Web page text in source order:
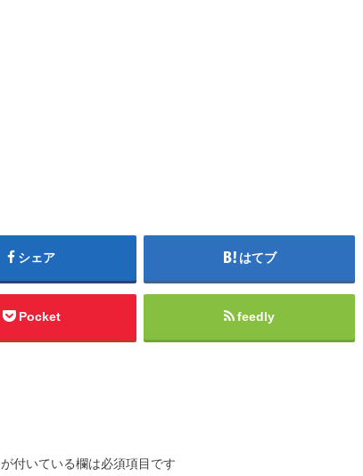
シェア はてブ
Pocket feedly
が付いている欄は必須項目です